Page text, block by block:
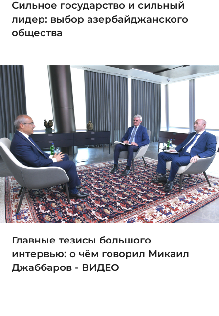
Сильное государство и сильный
лидер: выбор азербайджанского
общества
Главные тезисы большого
интервью: о чём говорил Микаил
Джаббаров - ВИДЕО